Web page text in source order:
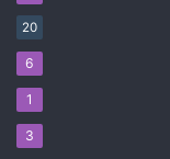
20
6
1
3